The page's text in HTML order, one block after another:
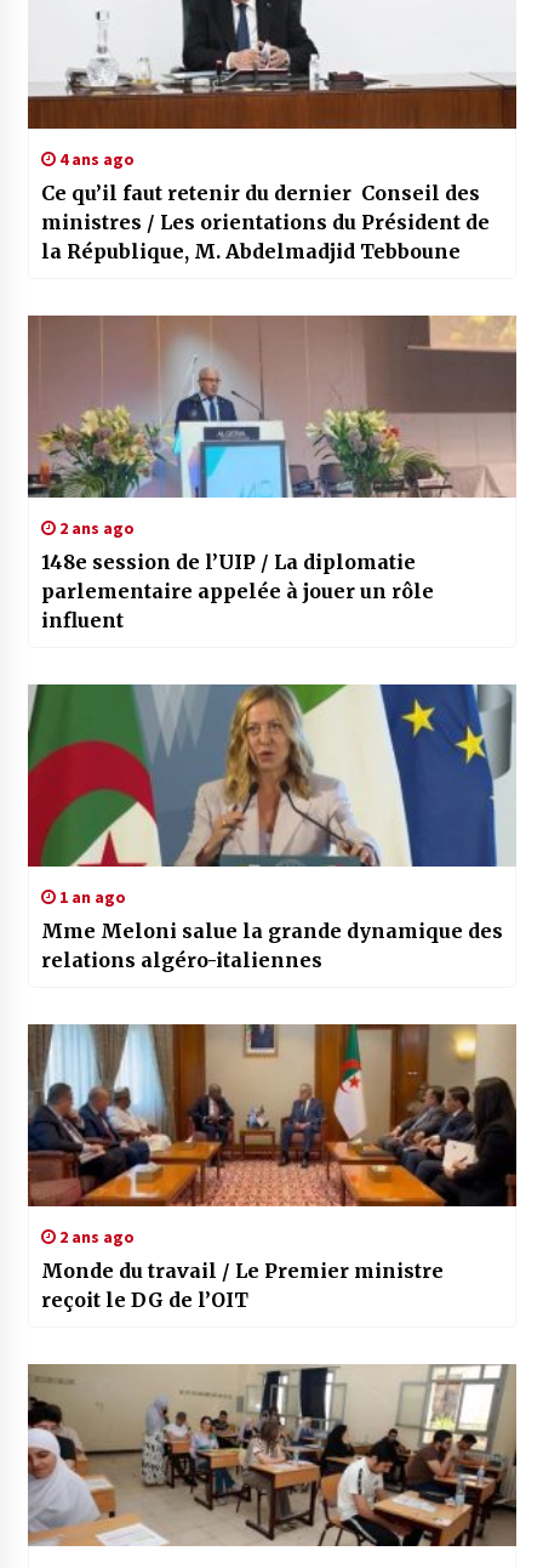
4 ans ago
Ce qu’il faut retenir du dernier Conseil des
ministres / Les orientations du Président de
la République, M. Abdelmadjid Tebboune
2 ans ago
148e session de l’UIP / La diplomatie
parlementaire appelée à jouer un rôle
influent
1 an ago
Mme Meloni salue la grande dynamique des
relations algéro-italiennes
2 ans ago
Monde du travail / Le Premier ministre
reçoit le DG de l’OIT